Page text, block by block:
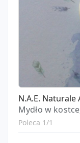
N.A.E.
Mydło w
Poleca 1/1